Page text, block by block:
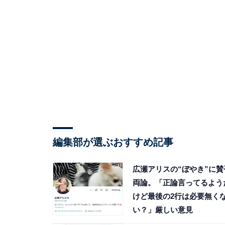
編集部が選ぶおすすめ記事
広瀬アリスの“ぼやき”に賛
両論。「正論言ってるよう
けど最後の2行は必要無く
い？」厳しい意見